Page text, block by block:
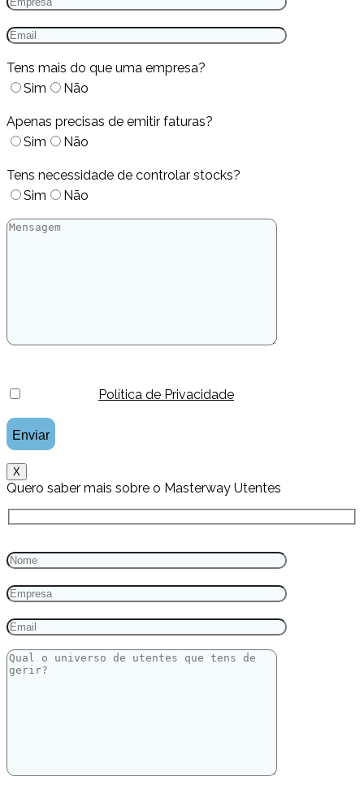
Tens mais do que uma empresa?
Sim
Não
Apenas precisas de emitir faturas?
Sim
Não
Tens necessidade de controlar stocks?
Sim
Não
Política de Privacidade
X
Quero saber mais sobre o Masterway Utentes